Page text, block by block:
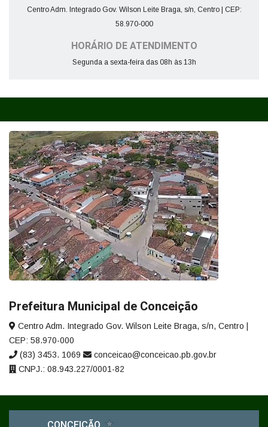
Centro Adm. Integrado Gov. Wilson Leite Braga, s/n, Centro | CEP:
58.970-000
HORÁRIO DE ATENDIMENTO
Segunda a sexta-feira das 08h às 13h
Prefeitura Municipal de Conceição
Centro Adm. Integrado Gov. Wilson Leite Braga, s/n, Centro |
CEP: 58.970-000
(83) 3453. 1069
conceicao@conceicao.pb.gov.br
CNPJ.: 08.943.227/0001-82